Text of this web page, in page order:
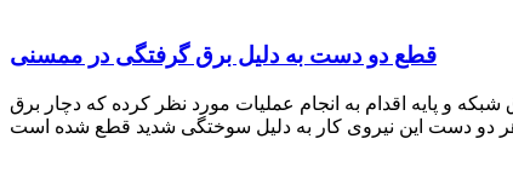
قطع دو دست به دلیل برق گرفتگی در ممسنی
و پایه اقدام به انجام عملیات مورد نظر کرده که دچار برق